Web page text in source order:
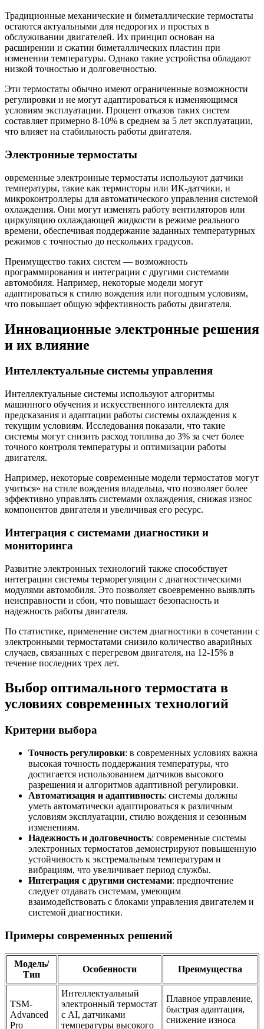
Традиционные механические и биметаллические термостаты
остаются актуальными для недорогих и простых в
обслуживании двигателей. Их принцип основан на
расширении и сжатии биметаллических пластин при
изменении температуры. Однако такие устройства обладают
низкой точностью и долговечностью.
Эти термостаты обычно имеют ограниченные возможности
регулировки и не могут адаптироваться к изменяющимся
условиям эксплуатации. Процент отказов таких систем
составляет примерно 8-10% в среднем за 5 лет эксплуатации,
что влияет на стабильность работы двигателя.
Электронные термостаты
овременные электронные термостаты используют датчики
температуры, такие как термисторы или ИК-датчики, и
микроконтроллеры для автоматического управления системой
охлаждения. Они могут изменять работу вентиляторов или
циркуляцию охлаждающей жидкости в режиме реального
времени, обеспечивая поддержание заданных температурных
режимов с точностью до нескольких градусов.
Преимущество таких систем — возможность
программирования и интеграции с другими системами
автомобиля. Например, некоторые модели могут
адаптироваться к стилю вождения или погодным условиям,
что повышает общую эффективность работы двигателя.
Инновационные электронные решения
и их влияние
Интеллектуальные системы управления
Интеллектуальные системы используют алгоритмы
машинного обучения и искусственного интеллекта для
предсказания и адаптации работы системы охлаждения к
текущим условиям. Исследования показали, что такие
системы могут снизить расход топлива до 3% за счет более
точного контроля температуры и оптимизации работы
двигателя.
Например, некоторые современные модели термостатов могут
учиться» на стиле вождения владельца, что позволяет более
эффективно управлять системами охлаждения, снижая износ
компонентов двигателя и увеличивая его ресурс.
Интеграция с системами диагностики и
мониторинга
Развитие электронных технологий также способствует
интеграции системы терморегуляции с диагностическими
модулями автомобиля. Это позволяет своевременно выявлять
неисправности и сбои, что повышает безопасность и
надежность работы двигателя.
По статистике, применение систем диагностики в сочетании с
электронными термостатами снизило количество аварийных
случаев, связанных с перегревом двигателя, на 12-15% в
течение последних трех лет.
Выбор оптимального термостата в
условиях современных технологий
Критерии выбора
Точность регулировки: в современных условиях важна
высокая точность поддержания температуры, что
достигается использованием датчиков высокого
разрешения и алгоритмов адаптивной регулировки.
Автоматизация и адаптивность: системы должны
уметь автоматически адаптироваться к различным
условиям эксплуатации, стилю вождения и сезонным
изменениям.
Надежность и долговечность: современные системы
электронных термостатов демонстрируют повышенную
устойчивость к экстремальным температурам и
вибрациям, что увеличивает период службы.
Интеграция с другими системами: предпочтение
следует отдавать системам, умеющим
взаимодействовать с блоками управления двигателем и
системой диагностики.
Примеры современных решений
Модель/
Тип
Особенности Преимущества
TSM-
Advanced
Pro
Интеллектуальный
электронный термостат
с AI, датчиками
температуры высокого
Плавное управление,
быстрая адаптация,
снижение износа